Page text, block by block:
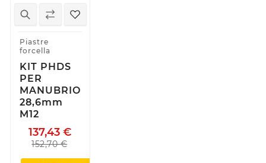
Piastre
forcella
KIT PHDS
PER
MANUBRIO
28,6mm
M12
137,43 €
152,70 €